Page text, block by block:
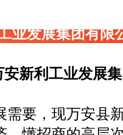
业发展集团有限
安新利工业发展
，现万安县新